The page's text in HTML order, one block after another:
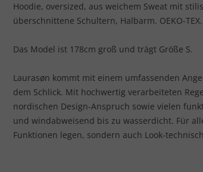
Hoodie, oversized, aus weichem Sweat mit
überschnittene Schultern, Halbarm. OEKO-TEX.
Das Model ist 178cm groß und trägt Größe S.
Laurasøn kommt mit einem umfassenden
dem Schlick. Mit hochwertig verarbeiteten
nordischen Design-Anspruch sowie vielen
und windabweisend bis zu wasserdicht. Für
Funktionen legen, sondern auch Look-